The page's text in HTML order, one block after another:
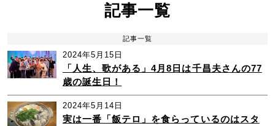
記事一覧
記事一覧
2024年5月15日
「人生、歌がある」4月8日は千昌夫さんの77
歳の誕生日！
2024年5月14日
実は一番「飯テロ」を食らっているのはスタ